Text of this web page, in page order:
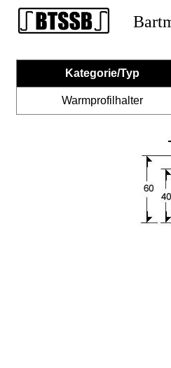
Kategorie/Typ
Warmprofilhalter